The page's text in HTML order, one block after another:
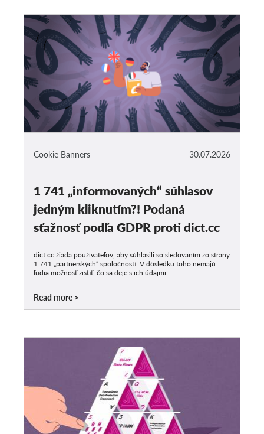
30.07.2026
Cookie Banners
1 741 „informovaných“ súhlasov
jedným kliknutím?! Podaná
sťažnosť podľa GDPR proti dict.cc
dict.cc žiada používateľov, aby súhlasili so sledovaním zo strany
1 741 „partnerských“ spoločností. V dôsledku toho nemajú
ľudia možnosť zistiť, čo sa deje s ich údajmi
Read more